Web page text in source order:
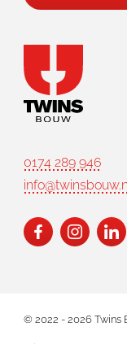
0174 289 946
© 2022 - 2026 Twins